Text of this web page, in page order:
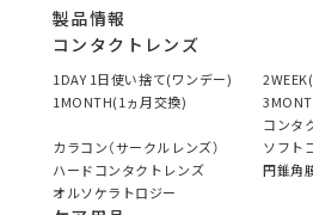
製品情報
コンタクトレンズ
1DAY 1日使い捨て(ワンデー)
1MONTH(1ヵ月交換)
コンタ
カラコン（サークルレンズ）
ソフト
ハードコンタクトレンズ
円錐角
オルソケラトロジー